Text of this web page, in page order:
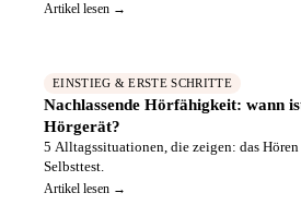
Artikel lesen →
EINSTIEG & ERSTE SCHRITTE
Nachlassende Hörfähigkeit: wann
Hörgerät?
5 Alltagssituationen, die zeigen: das
Selbsttest.
Artikel lesen →